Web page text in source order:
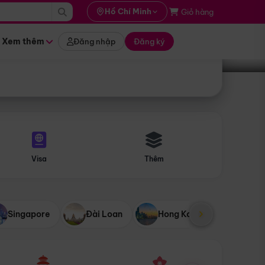
Hồ Chí Minh Giỏ hàng
Xem thêm Đăng nhập Đăng ký
Tìm tour
Visa Thêm
Singapore Đài Loan Hong Kong